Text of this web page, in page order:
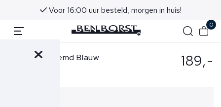
Voor 16:00 uur besteld, morgen in huis!
0
Xacus Overhemd Blauw 189,-